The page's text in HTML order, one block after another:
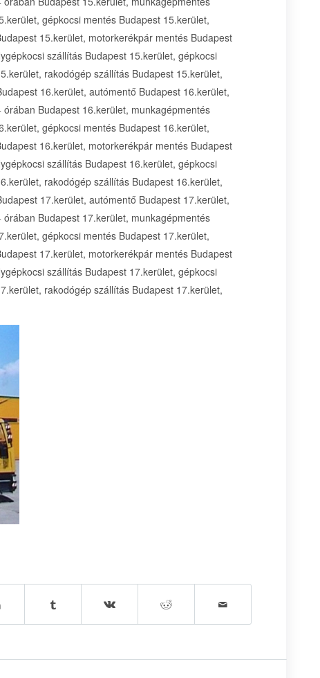
gépkocsi mentés Budapest 15.kerület,
15.kerület, motorkerékpár mentés Budapest
szállítás Budapest 15.kerület, gépkocsi
rakodógép szállítás Budapest 15.kerület,
16.kerület, autómentő Budapest 16.kerület,
Budapest 16.kerület, munkagépmentés
gépkocsi mentés Budapest 16.kerület,
16.kerület, motorkerékpár mentés Budapest
szállítás Budapest 16.kerület, gépkocsi
rakodógép szállítás Budapest 16.kerület,
17.kerület, autómentő Budapest 17.kerület,
Budapest 17.kerület, munkagépmentés
gépkocsi mentés Budapest 17.kerület,
17.kerület, motorkerékpár mentés Budapest
szállítás Budapest 17.kerület, gépkocsi
rakodógép szállítás Budapest 17.kerület,